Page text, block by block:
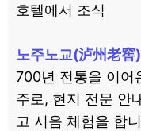
호텔에서 조식
노주노교(泸州老窖
700년 전통을 이어
주로, 현지 전문 안
고 시음 체험을 합